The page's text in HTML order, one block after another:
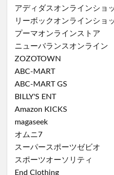
アディダスオンラインショ
リーボックオンラインショ
プーマオンラインストア
ニューバランスオンライン
ZOZOTOWN
ABC-MART
ABC-MART GS
BILLY'S ENT
Amazon KICKS
magaseek
オムニ7
スーパースポーツゼビオ
スポーツオーソリティ
End Clothing